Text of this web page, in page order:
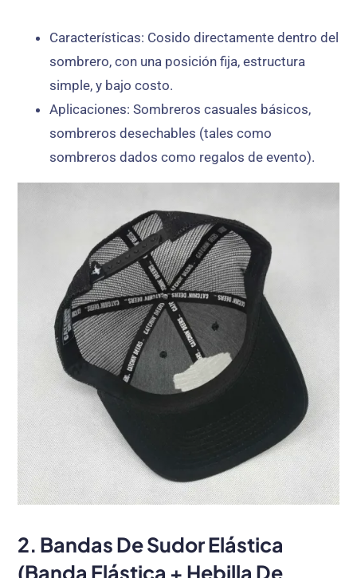
Características: Cosido directamente dentro del
sombrero, con una posición fija, estructura
simple, y bajo costo.
Aplicaciones: Sombreros casuales básicos,
sombreros desechables (tales como
sombreros dados como regalos de evento).
2. Bandas De Sudor Elástica
(Banda Elástica + Hebilla De